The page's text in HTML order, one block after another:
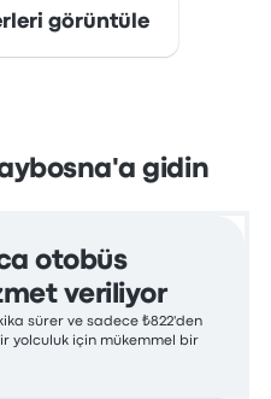
görüntüle
gidin
otobüs
veriliyor
sürer ve sadece ₺822'den
yolculuk için mükemmel bir